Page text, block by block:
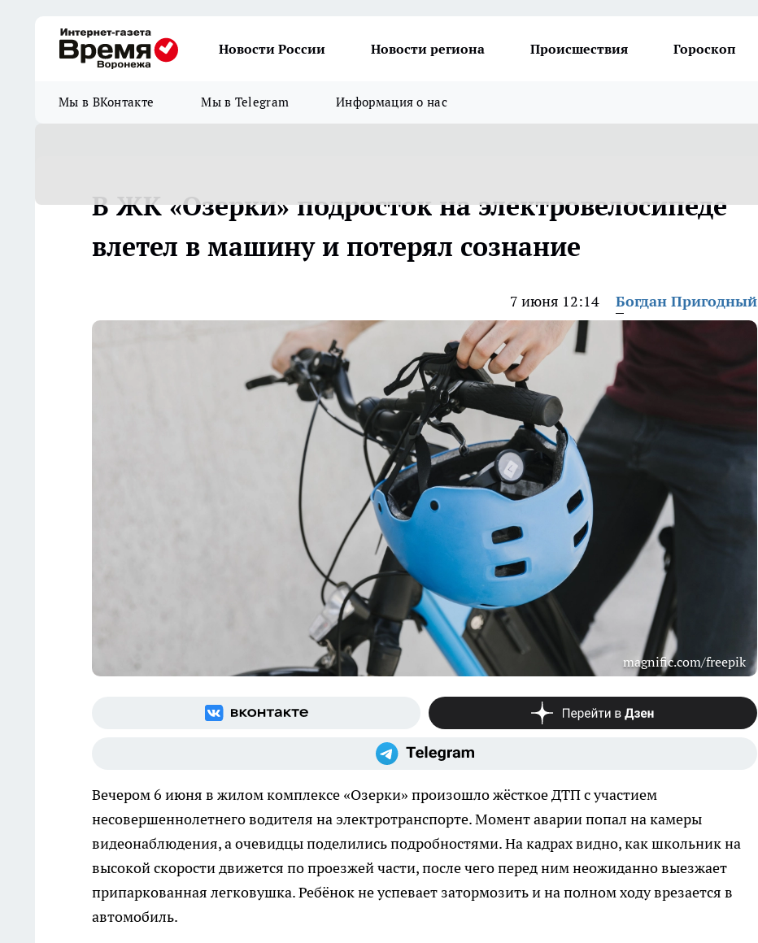
Новости России Новости региона Происшествия Гороскоп
Мы в ВКонтакте Мы в Telegram Информация о нас
В ЖК «Озерки» подросток на электровелосипеде
влетел в машину и потерял сознание
7 июня 12:14 Богдан Пригодный
magnific.com/freepik
Вечером 6 июня в жилом комплексе «Озерки» произошло жёсткое ДТП с участием
несовершеннолетнего водителя на электротранспорте. Момент аварии попал на камеры
видеонаблюдения, а очевидцы поделились подробностями. На кадрах видно, как школьник на
высокой скорости движется по проезжей части, после чего перед ним неожиданно выезжает
припаркованная легковушка. Ребёнок не успевает затормозить и на полном ходу врезается в
автомобиль.